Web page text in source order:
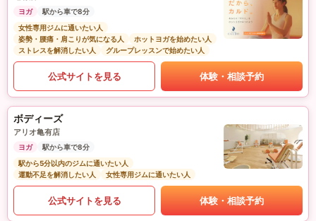
ヨガ
駅から車で8分
女性専用ジムに通いたい人
姿勢・腰痛・肩こりが気になる人
ホットヨガを始めたい人
ストレスを解消したい人
グループレッスンで始めたい人
公式サイトを見る 体験・相談予約
ボディーズ
アリオ亀有店
ヨガ
駅から車で8分
駅から5分以内のジムに通いたい人
運動不足を解消したい人
女性専用ジムに通いたい人
公式サイトを見る 体験・相談予約